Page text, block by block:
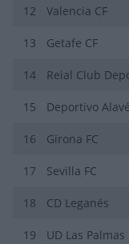
12 Valencia CF
13 Getafe CF
14
15 Deportivo
16 Girona FC
17 Sevilla FC
18 CD Leganés
19 UD Las Palmas